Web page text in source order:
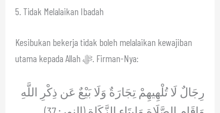
5. Tidak Melalaikan Ibadah
Kesibukan bekerja tidak boleh melalaikan kewajiban
utama kepada Allah ﷻ. Firman-Nya:
رِجَالٌ لَا تُلْهِيهِمْ تِجَارَةٌ وَلَا بَيْعٌ عَن ذِكْرِ اللَّهِ